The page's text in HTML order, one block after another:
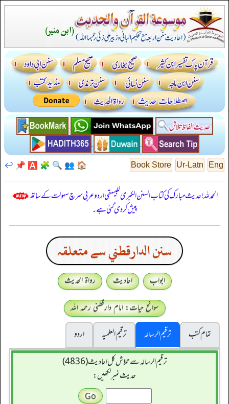
Eng
Ur-Latn
Book Store
🏠
👥
🔍
🧩
🅰️
📌
↩️
الحمدللہ! حدیث مبارک کی کتاب السنن الكبرى للبيهقي اردو عربی سرچ سہولت کے ساتھ
پیش کر دی گئی ہے۔
سنن الدارقطني سے متعلقہ
ابواب احادیث
رواۃ الحدیث
سوانح حیات: امام دارقطنی رحمہ اللہ
تمام کتب
ترقیم الرسالہ ترقیم العلمیہ
اردو
ترقیم الرسالہ سے تلاش کل احادیث (4836)
حدیث نمبر لکھیں: